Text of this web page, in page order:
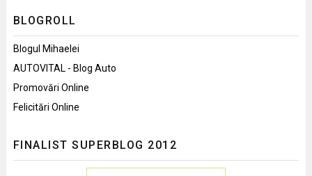
BLOGROLL
Blogul Mihaelei
AUTOVITAL - Blog Auto
Promovări Online
Felicitări Online
FINALIST SUPERBLOG 2012